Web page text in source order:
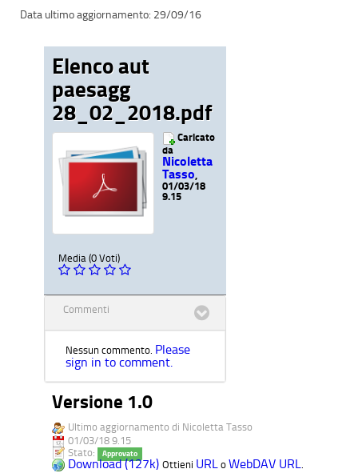
29/09/16
Elenco aut
paesagg
28_02_2018.pdf
Caricato
da
Nicoletta
Tasso
01/03/18
9.15
Media (0 Voti)
Commenti
Nessun commento. Please
sign in to comment.
Versione 1.0
Ultimo aggiornamento di Nicoletta Tasso
01/03/18 9.15
Stato:
Approvato
Download (127k) Ottieni URL o WebDAV URL.